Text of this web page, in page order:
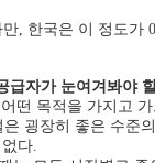
, 한국은 이 정도
급자가 눈여겨봐야
떤 목적을 가지고
굉장히 좋은 수준
다.